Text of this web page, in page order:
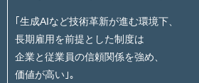
｢生成AIなど技術革新が進む環境下、
長期雇用を前提とした制度は
企業と従業員の信頼関係を強め、
価値が高い｣。